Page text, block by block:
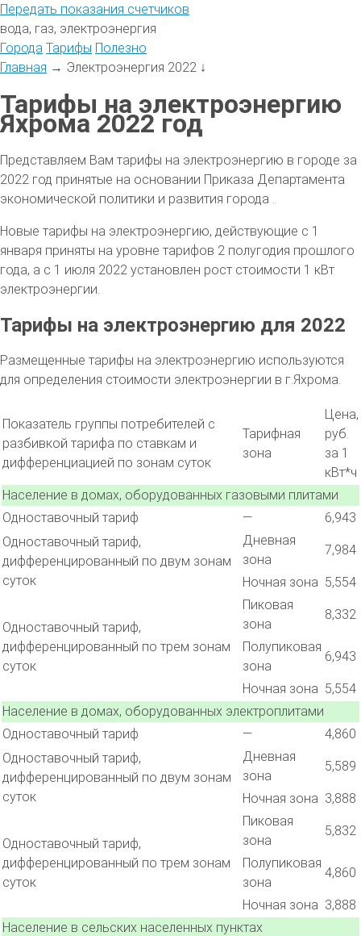
Передать показания счетчиков
вода, газ, электроэнергия
Города Тарифы Полезно
Главная → Электроэнергия 2022 ↓
Тарифы на электроэнергию
Яхрома 2022 год
Представляем Вам тарифы на электроэнергию в городе за
2022 год принятые на основании Приказа Департамента
экономической политики и развития города .
Новые тарифы на электроэнергию, действующие с 1
января приняты на уровне тарифов 2 полугодия прошлого
года, а с 1 июля 2022 установлен рост стоимости 1 кВт
электроэнергии.
Тарифы на электроэнергию для 2022
Размещенные тарифы на электроэнергию используются
для определения стоимости электроэнергии в г.Яхрома.
Показатель группы потребителей с
разбивкой тарифа по ставкам и
дифференциацией по зонам суток
Тарифная
зона
Цена,
руб.
за 1
кВт*ч
Население в домах, оборудованных газовыми плитами
Одноставочный тариф
—
6,943
Одноставочный тариф,
дифференцированный по двум зонам
суток
Дневная
зона
7,984
Ночная зона 5,554
Одноставочный тариф,
дифференцированный по трем зонам
суток
Пиковая
зона
8,332
Полупиковая
зона
6,943
Ночная зона 5,554
Население в домах, оборудованных электроплитами
Одноставочный тариф
—
4,860
Одноставочный тариф,
дифференцированный по двум зонам
суток
Дневная
зона
5,589
Ночная зона 3,888
Одноставочный тариф,
дифференцированный по трем зонам
суток
Пиковая
зона
5,832
Полупиковая
зона
4,860
Ночная зона 3,888
Население в сельских населенных пунктах